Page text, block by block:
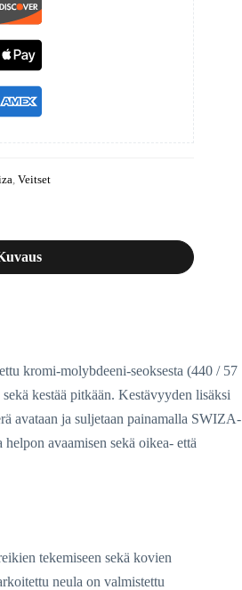
Veitset
kromi-molybdeeni-seoksesta (440 / 57
kestää pitkään. Kestävyyden lisäksi
avataan ja suljetaan painamalla SWIZA-
avaamisen sekä oikea- että
tekemiseen sekä kovien
neula on valmistettu